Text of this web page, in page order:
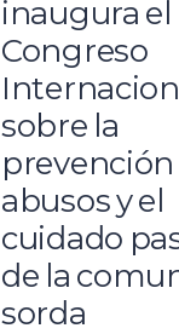
inaugura el
Congreso
sobre la
prevención
abusos y el
cuidado
de la
sorda